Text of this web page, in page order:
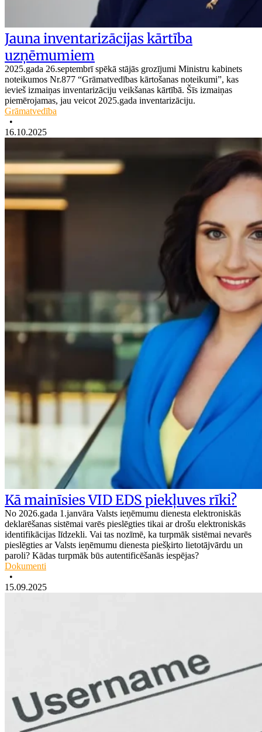
Jauna inventarizācijas kārtība
uzņēmumiem
2025.gada 26.septembrī spēkā stājās grozījumi Ministru kabinets
noteikumos Nr.877 “Grāmatvedības kārtošanas noteikumi”, kas
ievieš izmaiņas inventarizāciju veikšanas kārtībā. Šīs izmaiņas
piemērojamas, jau veicot 2025.gada inventarizāciju.
Grāmatvedība
•
16.10.2025
Kā mainīsies VID EDS piekļuves rīki?
No 2026.gada 1.janvāra Valsts ieņēmumu dienesta elektroniskās
deklarēšanas sistēmai varēs pieslēgties tikai ar drošu elektroniskās
identifikācijas līdzekli. Vai tas nozīmē, ka turpmāk sistēmai nevarēs
pieslēgties ar Valsts ieņēmumu dienesta piešķirto lietotājvārdu un
paroli? Kādas turpmāk būs autentificēšanās iespējas?
Dokumenti
•
15.09.2025